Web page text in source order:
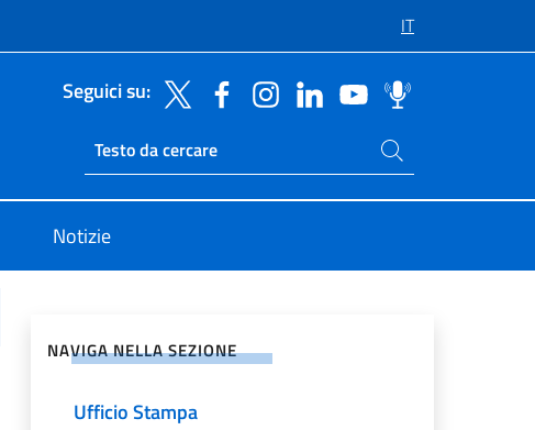
IT
Seguici su:
Ricerca sito live
Cerca nel sito
Notizie
NAVIGA NELLA SEZIONE
Ufficio Stampa